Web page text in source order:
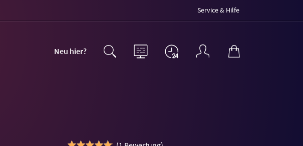
Service & Hilfe
Neu hier?